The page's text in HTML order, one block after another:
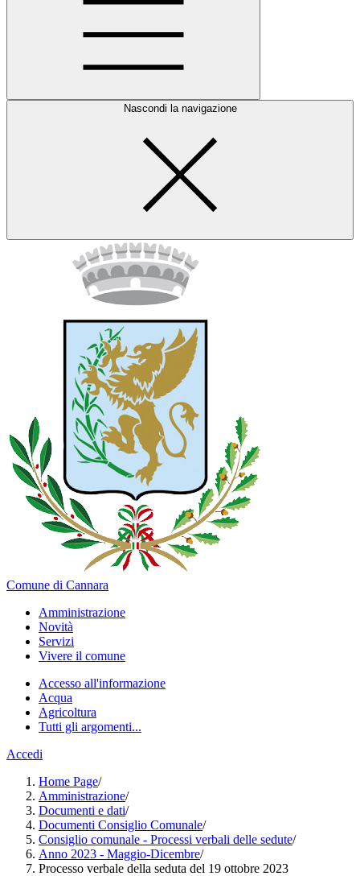
Nascondi la navigazione
Comune di Cannara
Amministrazione
Novità
Servizi
Vivere il comune
Accesso all'informazione
Acqua
Agricoltura
Tutti gli argomenti...
Accedi
Home Page/
Amministrazione/
Documenti e dati/
Documenti Consiglio Comunale/
Consiglio comunale - Processi verbali delle sedute/
Anno 2023 - Maggio-Dicembre/
Processo verbale della seduta del 19 ottobre 2023